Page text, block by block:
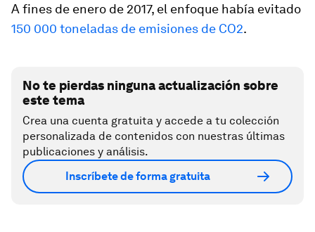
A fines de enero de 2017, el enfoque había evitado
150 000 toneladas de emisiones de CO2.
No te pierdas ninguna actualización sobre
este tema
Crea una cuenta gratuita y accede a tu colección
personalizada de contenidos con nuestras últimas
publicaciones y análisis.
Inscríbete de forma gratuita